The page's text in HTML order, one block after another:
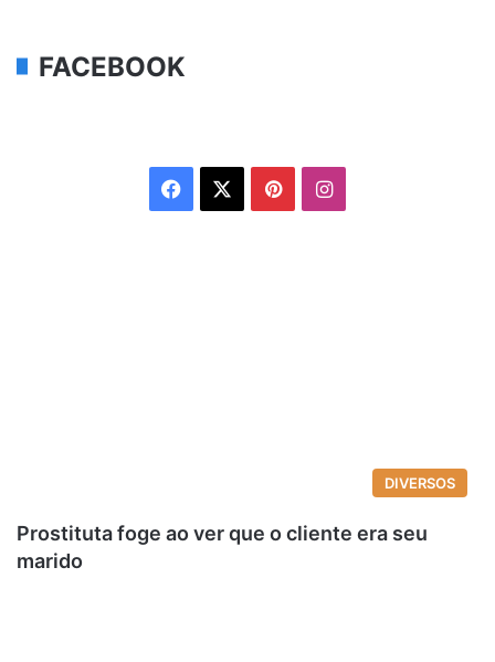
FACEBOOK
Facebook PinterestInstagram
DIVERSOS
Prostituta foge ao ver que o cliente era seu
marido